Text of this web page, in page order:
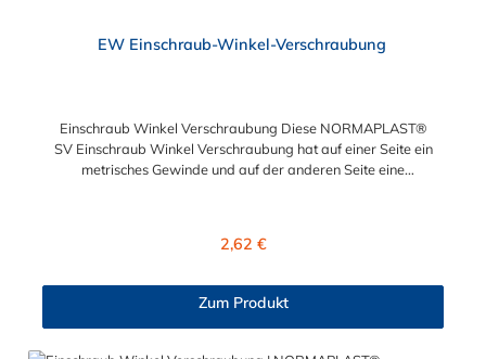
EW Einschraub-Winkel-Verschraubung
Einschraub Winkel Verschraubung Diese NORMAPLAST®
SV Einschraub Winkel Verschraubung hat auf einer Seite ein
metrisches Gewinde und auf der anderen Seite eine
Abmessungen verfügbar.
Regulärer Preis:
2,62 €
Zum Produkt